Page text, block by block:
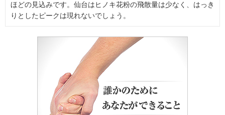
ほどの見込みです。仙台はヒノキ花粉の飛散量は少なく、はっき
りとしたピークは現れないでしょう。